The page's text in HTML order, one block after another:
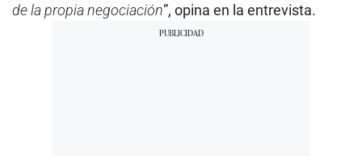
de la propia negociación”, opina en la entrevista.